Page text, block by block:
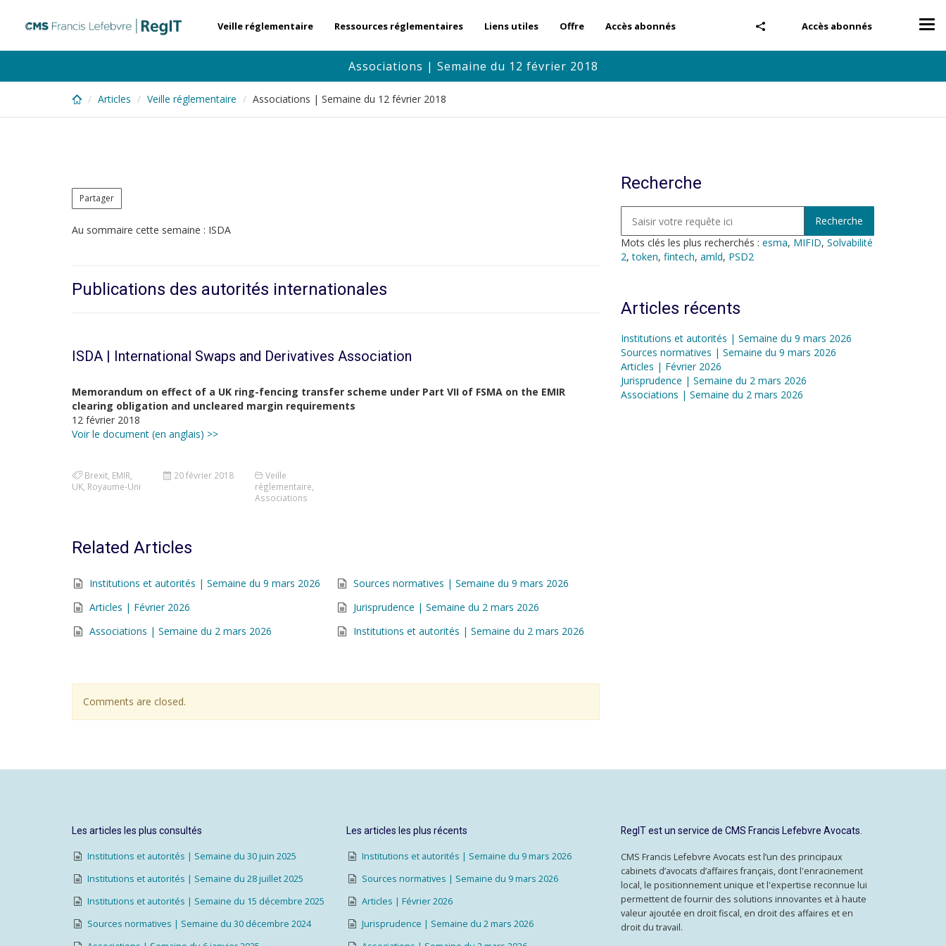
content
Accès abonnés
Veille réglementaire Ressources réglementaires Liens utiles Offre Accès abonnés
Associations | Semaine du 12 février 2018
Articles Veille réglementaire Associations | Semaine du 12 février 2018
Partager
Au sommaire cette semaine : ISDA
Publications des autorités internationales
ISDA | International Swaps and Derivatives Association
Memorandum on effect of a UK ring-fencing transfer scheme under Part VII of FSMA on the EMIR
clearing obligation and uncleared margin requirements
12 février 2018
Voir le document (en anglais) >>
Brexit EMIR
UK Royaume-Uni
20 février 2018
Veille
réglementaire
Associations
Related Articles
Institutions et autorités | Semaine du 9 mars 2026
Sources normatives | Semaine du 9 mars 2026
Articles | Février 2026
Jurisprudence | Semaine du 2 mars 2026
Associations | Semaine du 2 mars 2026
Institutions et autorités | Semaine du 2 mars 2026
Comments are closed.
Recherche
Mots clés les plus recherchés : esma, MIFID, Solvabilité
2,token, fintech, amld, PSD2
Articles récents
Institutions et autorités | Semaine du 9 mars 2026
Sources normatives | Semaine du 9 mars 2026
Articles | Février 2026
Jurisprudence | Semaine du 2 mars 2026
Associations | Semaine du 2 mars 2026
Les articles les plus consultés
Institutions et autorités | Semaine du 30 juin 2025
Institutions et autorités | Semaine du 28 juillet 2025
Institutions et autorités | Semaine du 15 décembre 2025
Sources normatives | Semaine du 30 décembre 2024
Les articles les plus récents
Institutions et autorités | Semaine du 9 mars 2026
Sources normatives | Semaine du 9 mars 2026
Articles | Février 2026
Jurisprudence | Semaine du 2 mars 2026
RegIT est un service de CMS Francis Lefebvre Avocats.
CMS Francis Lefebvre Avocats est l’un des principaux
cabinets d’avocats d’affaires français, dont l'enracinement
local, le positionnement unique et l'expertise reconnue lui
permettent de fournir des solutions innovantes et à haute
valeur ajoutée en droit fiscal, en droit des affaires et en
droit du travail.